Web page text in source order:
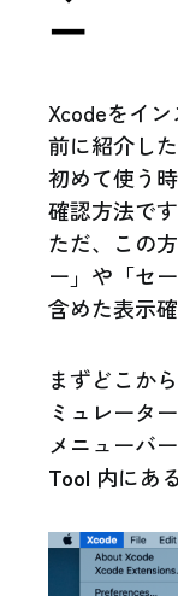
ー
Xcodeをイン
前に紹介し
初めて使う
確認方法です
ただ、この
ー」や「セ
含めた表示
まずどこか
ミュレータ
メニューバ
Tool 内にあ